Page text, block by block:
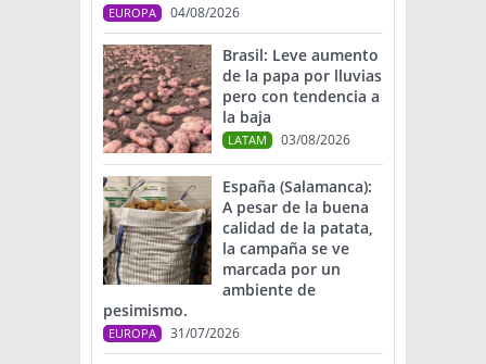
EUROPA 04/08/2026
Brasil: Leve aumento
de la papa por lluvias
pero con tendencia a
la baja
LATAM 03/08/2026
España (Salamanca):
A pesar de la buena
calidad de la patata,
la campaña se ve
marcada por un
ambiente de
pesimismo.
EUROPA 31/07/2026